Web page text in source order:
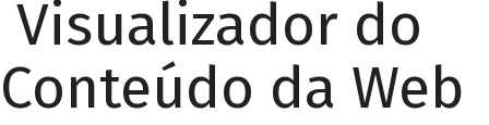
Visualizador do
Conteúdo da Web